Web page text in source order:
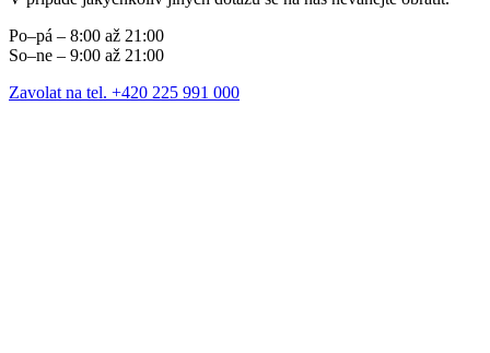
Po–pá – 8:00 až 21:00
So–ne – 9:00 až 21:00
Zavolat na tel. +420 225 991 000